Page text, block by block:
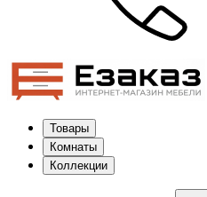
Товары
Комнаты
Коллекции